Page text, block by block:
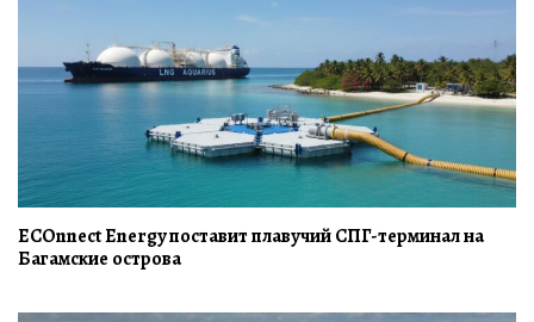
ECOnnect Energy поставит плавучий СПГ-терминал на
Багамские острова